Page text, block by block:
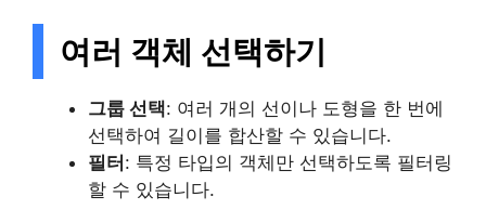
여러 객체 선택하기
그룹 선택: 여러 개의 선이나 도형을 한 번에
선택하여 길이를 합산할 수 있습니다.
필터: 특정 타입의 객체만 선택하도록 필터링
할 수 있습니다.